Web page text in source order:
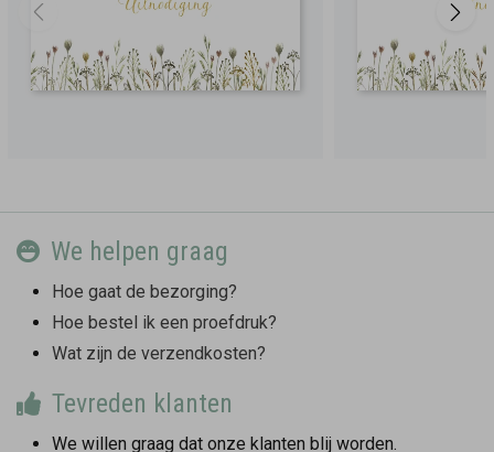
We helpen graag
Hoe gaat de bezorging?
Hoe bestel ik een proefdruk?
Wat zijn de verzendkosten?
Tevreden klanten
We willen graag dat onze klanten blij worden.